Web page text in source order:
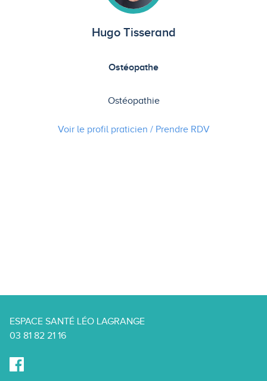
Hugo Tisserand
Ostéopathe
Ostéopathie
Voir le profil praticien / Prendre RDV
ESPACE SANTÉ LÉO LAGRANGE
03 81 82 21 16